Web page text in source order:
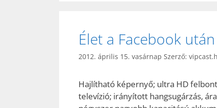
Élet a Facebook után
2012. április 15. vasárnap Szerző:
Hajlítható képernyő; ultra HD
televízió; irányított hangsugárzás,